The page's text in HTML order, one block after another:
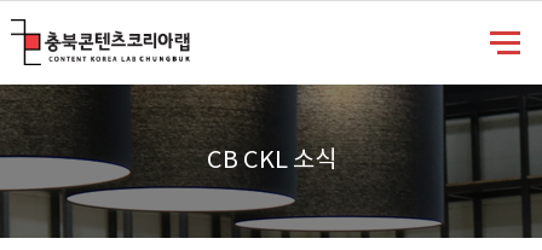
CB CKL 소식